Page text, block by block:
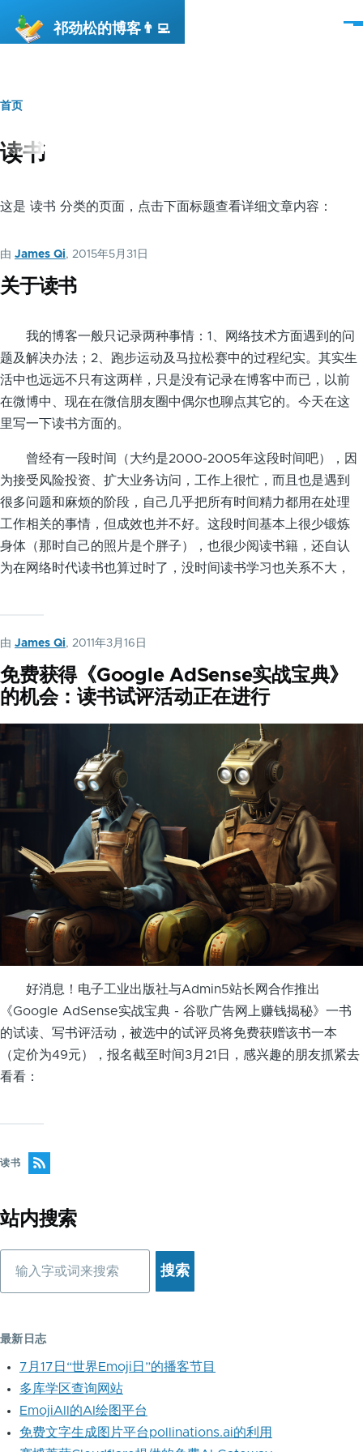
祁劲松的博客👨‍💻
菜
面
包
屑
首页
读书
这是 读书 分类的页面，点击下面标题查看详细文章内容：
由 James Qi, 2015年5月31日
关于读书
我的博客一般只记录两种事情：1、网络技术方面遇到的问
题及解决办法；2、跑步运动及马拉松赛中的过程纪实。其实生
活中也远远不只有这两样，只是没有记录在博客中而已，以前
在微博中、现在在微信朋友圈中偶尔也聊点其它的。今天在这
里写一下读书方面的。
曾经有一段时间（大约是2000-2005年这段时间吧），因
为接受风险投资、扩大业务访问，工作上很忙，而且也是遇到
很多问题和麻烦的阶段，自己几乎把所有时间精力都用在处理
工作相关的事情，但成效也并不好。这段时间基本上很少锻炼
身体（那时自己的照片是个胖子），也很少阅读书籍，还自认
为在网络时代读书也算过时了，没时间读书学习也关系不大，
由 James Qi, 2011年3月16日
免费获得《Google AdSense实战宝典》
的机会：读书试评活动正在进行
好消息！电子工业出版社与Admin5站长网合作推出
《Google AdSense实战宝典 - 谷歌广告网上赚钱揭秘》一书
的试读、写书评活动，被选中的试评员将免费获赠该书一本
（定价为49元），报名截至时间3月21日，感兴趣的朋友抓紧去
看看：
读书
站内搜索
最新日志
7月17日“世界Emoji日”的播客节目
多库学区查询网站
EmojiAll的AI绘图平台
免费文字生成图片平台pollinations.ai的利用